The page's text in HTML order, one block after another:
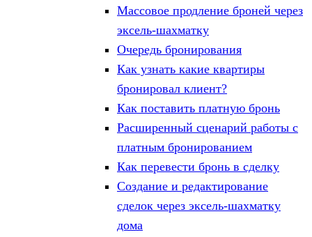
Массовое продление броней через
эксель-шахматку
Очередь бронирования
Как узнать какие квартиры
бронировал клиент?
Как поставить платную бронь
Расширенный сценарий работы с
платным бронированием
Как перевести бронь в сделку
Создание и редактирование
сделок через эксель-шахматку
дома